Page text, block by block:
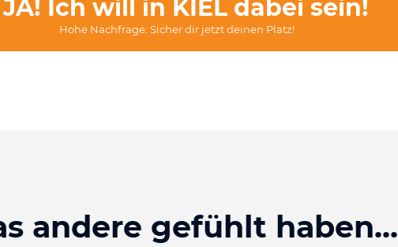
JA! Ich will in KIEL dabei sein!
Hohe Nachfrage: Sicher dir jetzt deinen Platz!
andere gefühlt haben...